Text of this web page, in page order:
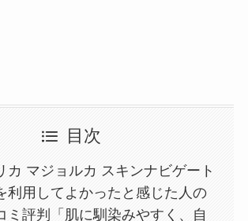
目次
カ マジョルカ スキンナビゲート
利用してよかったと感じた人の
ミ評判「肌に馴染みやすく、自